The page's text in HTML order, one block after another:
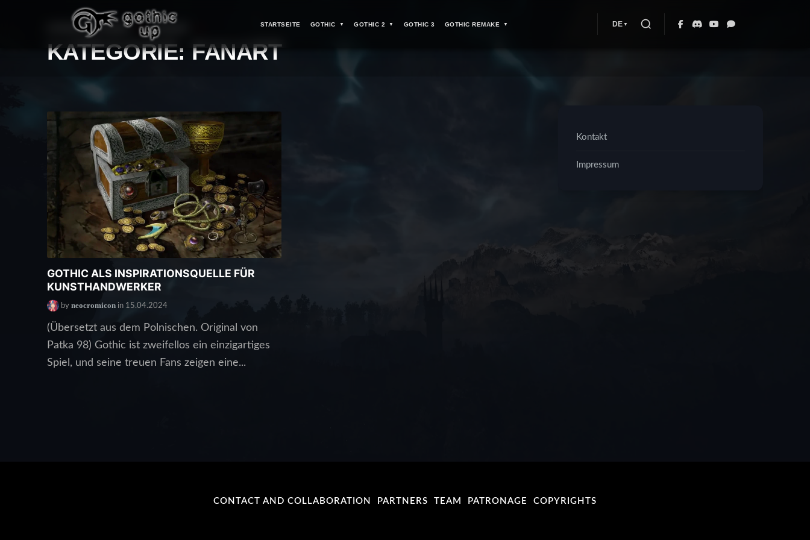
STARTSEITE GOTHIC GOTHIC 2 GOTHIC 3 GOTHIC REMAKE DE
STRONA GŁÓWNA > FANART
KATEGORIE: FANART
GOTHIC ALS INSPIRATIONSQUELLE FÜR
KUNSTHANDWERKER
by neocromiconin 15.04.2024
(Übersetzt aus dem Polnischen. Original von
Patka 98) Gothic ist zweifellos ein einzigartiges
Spiel, und seine treuen Fans zeigen eine...
Kontakt
Impressum
CONTACT AND COLLABORATION PARTNERS TEAM PATRONAGE COPYRIGHTS